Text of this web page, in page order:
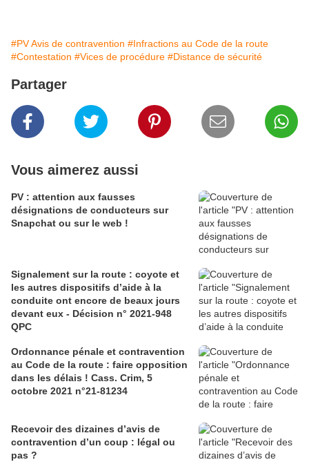
#PV Avis de contravention #Infractions au Code de la route
#Contestation #Vices de procédure #Distance de sécurité
Partager
Vous aimerez aussi
PV : attention aux fausses
désignations de conducteurs sur
Snapchat ou sur le web !
Signalement sur la route : coyote et
les autres dispositifs d’aide à la
conduite ont encore de beaux jours
devant eux - Décision n° 2021-948
QPC
Ordonnance pénale et contravention
au Code de la route : faire opposition
dans les délais ! Cass. Crim, 5
octobre 2021 n°21-81234
Recevoir des dizaines d’avis de
contravention d’un coup : légal ou
pas ?